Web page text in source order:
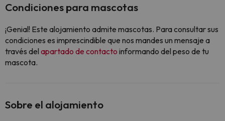
Condiciones para mascotas
¡Genial! Este alojamiento admite mascotas. Para consultar sus
condiciones es imprescindible que nos mandes un mensaje a
través del apartado de contacto informando del peso de tu
mascota.
Sobre el alojamiento